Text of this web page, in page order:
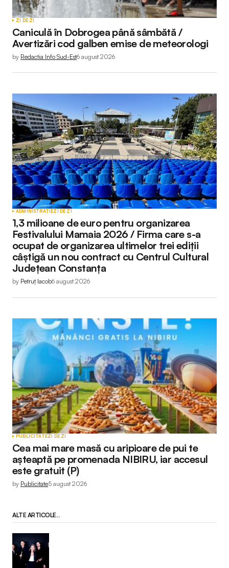
ZI DE ZI
Caniculă în Dobrogea până sâmbătă /
Avertizări cod galben emise de meteorologi
by Redactia Info Sud-Est6 august 2026
ADMINISTRAȚIEZI DE ZI
1,3 milioane de euro pentru organizarea
Festivalului Mamaia 2026 / Firma care s-a
ocupat de organizarea ultimelor trei ediții
câștigă un nou contract cu Centrul Cultural
Județean Constanța
by Petruț Iacob6 august 2026
PUBLICITATEZI DE ZI
Cea mai mare masă cu aripioare de pui te
așteaptă pe promenada NIBIRU, iar accesul
este gratuit (P)
by Publicitate5 august 2026
ALTE ARTICOLE...